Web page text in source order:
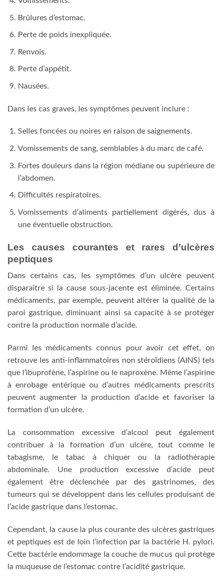
Brûlures d’estomac.
Perte de poids inexpliquée.
Renvois.
Perte d’appétit.
Nausées.
Dans les cas graves, les symptômes peuvent inclure :
Selles foncées ou noires en raison de saignements.
Vomissements de sang, semblables à du marc de café.
Fortes douleurs dans la région médiane ou supérieure de
l’abdomen.
Difficultés respiratoires.
Vomissements d’aliments partiellement digérés, dus à
une éventuelle obstruction.
Les causes courantes et rares d’ulcères
peptiques
Dans certains cas, les symptômes d’un ulcère peuvent
disparaître si la cause sous-jacente est éliminée. Certains
médicaments, par exemple, peuvent altérer la qualité de la
paroi gastrique, diminuant ainsi sa capacité à se protéger
contre la production normale d’acide.
Parmi les médicaments connus pour avoir cet effet, on
retrouve les anti-inflammatoires non stéroïdiens (AINS) tels
que l’ibuprofène, l’aspirine ou le naproxène. Même l’aspirine
à enrobage entérique ou d’autres médicaments prescrits
peuvent augmenter la production d’acide et favoriser la
formation d’un ulcère.
La consommation excessive d’alcool peut également
contribuer à la formation d’un ulcère, tout comme le
tabagisme, le tabac à chiquer ou la radiothérapie
abdominale. Une production excessive d’acide peut
également être déclenchée par des gastrinomes, des
tumeurs qui se développent dans les cellules produisant de
l’acide gastrique dans l’estomac.
Cependant, la cause la plus courante des ulcères gastriques
et peptiques est de loin l’infection par la bactérie H. pylori.
Cette bactérie endommage la couche de mucus qui protège
la muqueuse de l’estomac contre l’acidité gastrique.